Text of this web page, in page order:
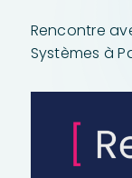
Rencontre
Systèmes à